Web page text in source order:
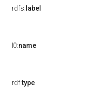
rdfs: label
l0:name
rdf:type